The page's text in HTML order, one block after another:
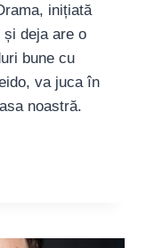
inițiată
și deja are o
bune cu
va juca în
noastră.